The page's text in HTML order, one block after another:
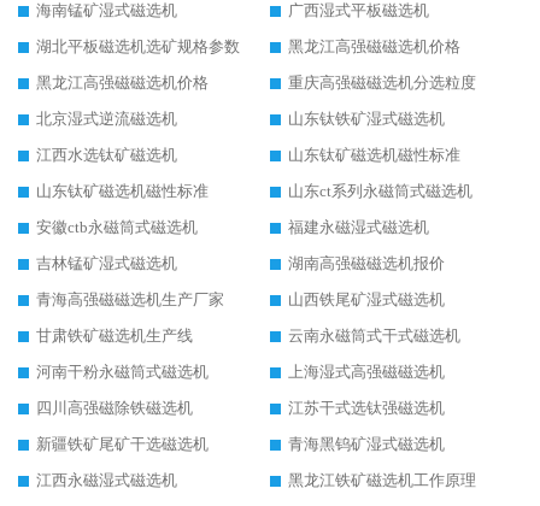
海南锰矿湿式磁选机
广西湿式平板磁选机
湖北平板磁选机选矿规格参数
黑龙江高强磁磁选机价格
黑龙江高强磁磁选机价格
重庆高强磁磁选机分选粒度
北京湿式逆流磁选机
山东钛铁矿湿式磁选机
江西水选钛矿磁选机
山东钛矿磁选机磁性标准
山东钛矿磁选机磁性标准
山东ct系列永磁筒式磁选机
安徽ctb永磁筒式磁选机
福建永磁湿式磁选机
吉林锰矿湿式磁选机
湖南高强磁磁选机报价
青海高强磁磁选机生产厂家
山西铁尾矿湿式磁选机
甘肃铁矿磁选机生产线
云南永磁筒式干式磁选机
河南干粉永磁筒式磁选机
上海湿式高强磁磁选机
四川高强磁除铁磁选机
江苏干式选钛强磁选机
新疆铁矿尾矿干选磁选机
青海黑钨矿湿式磁选机
江西永磁湿式磁选机
黑龙江铁矿磁选机工作原理